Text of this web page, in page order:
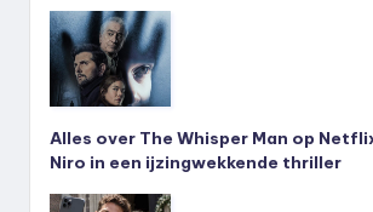
Alles over The Whisper Man op
Niro in een ijzingwekkende thriller